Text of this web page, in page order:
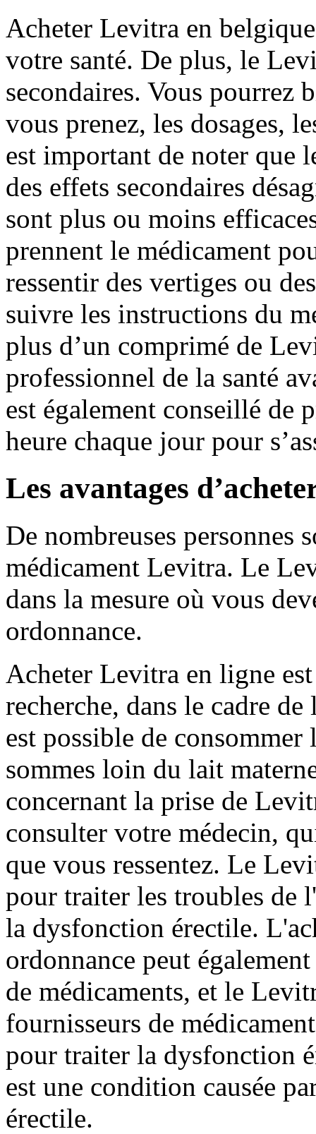
Acheter Levitra en
votre santé. De plus, le
secondaires. Vous pourrez
vous prenez, les dosages,
est important de noter que
des effets secondaires
sont plus ou moins
prennent le médicament
ressentir des vertiges ou
suivre les instructions du
plus d’un comprimé de
professionnel de la santé
est également conseillé de
heure chaque jour pour
Les avantages
De nombreuses personnes
médicament Levitra. Le
dans la mesure où vous
ordonnance.
Acheter Levitra en ligne
recherche, dans le cadre
est possible de
sommes loin du lait
concernant la prise de
consulter votre médecin,
que vous ressentez. Le
pour traiter les troubles de
la dysfonction érectile.
ordonnance peut
de médicaments, et le
fournisseurs de
pour traiter la dysfonction
est une condition causée
érectile.